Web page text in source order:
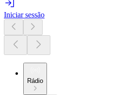
Iniciar sessão
Rádio